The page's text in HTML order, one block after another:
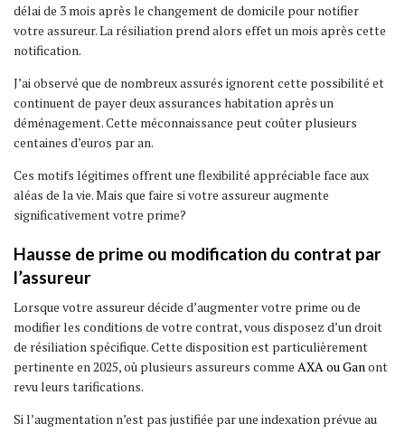
délai de 3 mois après le changement de domicile pour notifier
votre assureur. La résiliation prend alors effet un mois après cette
notification.
J’ai observé que de nombreux assurés ignorent cette possibilité et
continuent de payer deux assurances habitation après un
déménagement. Cette méconnaissance peut coûter plusieurs
centaines d’euros par an.
Ces motifs légitimes offrent une flexibilité appréciable face aux
aléas de la vie. Mais que faire si votre assureur augmente
significativement votre prime?
Hausse de prime ou modification du contrat par
l’assureur
Lorsque votre assureur décide d’augmenter votre prime ou de
modifier les conditions de votre contrat, vous disposez d’un droit
de résiliation spécifique. Cette disposition est particulièrement
pertinente en 2025, où plusieurs assureurs comme AXA ou Ganont
revu leurs tarifications.
Si l’augmentation n’est pas justifiée par une indexation prévue au